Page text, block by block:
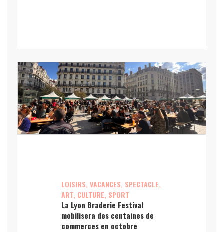
LOISIRS, VACANCES, SPECTACLE,
ART, CULTURE, SPORT
La Lyon Braderie Festival
mobilisera des centaines de
commerces en octobre